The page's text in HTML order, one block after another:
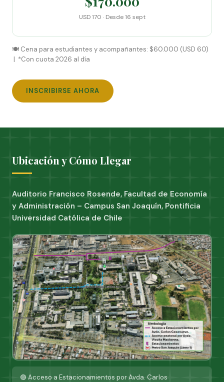
USD 170 · Desde 16 sept
🍽️ Cena para estudiantes y acompañantes: $60.000 (USD 60)
| *Con cuota 2026 al día
INSCRIBIRSE AHORA
Ubicación y Cómo Llegar
Auditorio Francisco Rosende, Facultad de Economía
y Administración – Campus San Joaquín, Pontificia
Universidad Católica de Chile
🟣 Acceso a Estacionamientos por Avda. Carlos